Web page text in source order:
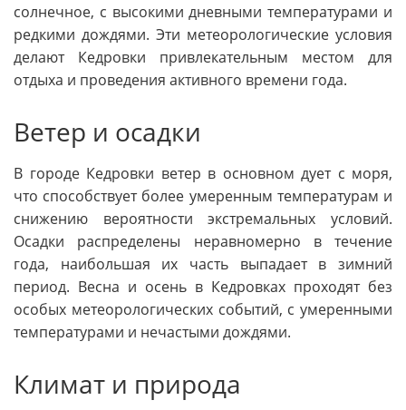
солнечное, с высокими дневными температурами и
редкими дождями. Эти метеорологические условия
делают Кедровки привлекательным местом для
отдыха и проведения активного времени года.
Ветер и осадки
В городе Кедровки ветер в основном дует с моря,
что способствует более умеренным температурам и
снижению вероятности экстремальных условий.
Осадки распределены неравномерно в течение
года, наибольшая их часть выпадает в зимний
период. Весна и осень в Кедровках проходят без
особых метеорологических событий, с умеренными
температурами и нечастыми дождями.
Климат и природа